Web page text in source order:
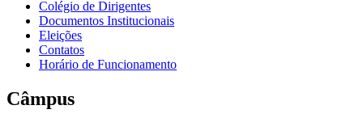
Colégio de Dirigentes
Documentos Institucionais
Eleições
Contatos
Horário de Funcionamento
Câmpus